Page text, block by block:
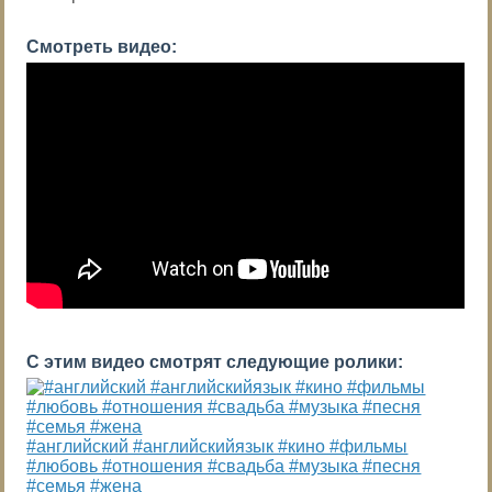
Смотреть видео:
С этим видео смотрят следующие ролики:
#английский #английскийязык #кино #фильмы
#любовь #отношения #свадьба #музыка #песня
#семья #жена